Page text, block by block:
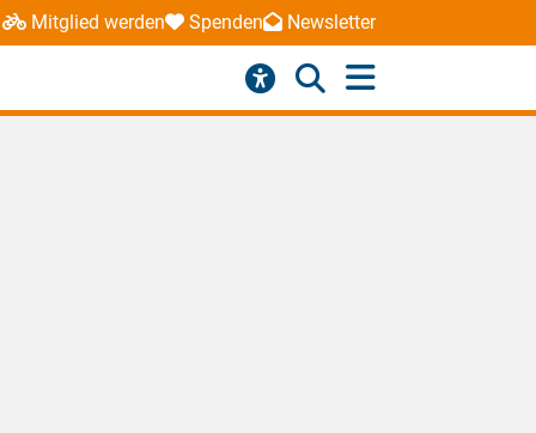
Mitglied werden Spenden Newsletter